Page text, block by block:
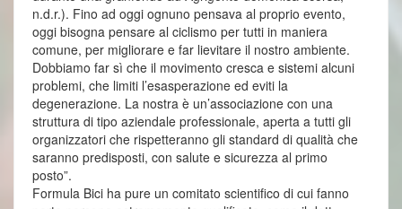
n.d.r.). Fino ad oggi ognuno pensava al proprio evento,
oggi bisogna pensare al ciclismo per tutti in maniera
comune, per migliorare e far lievitare il nostro ambiente.
Dobbiamo far sì che il movimento cresca e sistemi alcuni
problemi, che limiti l’esasperazione ed eviti la
degenerazione. La nostra è un’associazione con una
struttura di tipo aziendale professionale, aperta a tutti gli
organizzatori che rispetteranno gli standard di qualità che
saranno predisposti, con salute e sicurezza al primo
posto”.
Formula Bici ha pure un comitato scientifico di cui fanno